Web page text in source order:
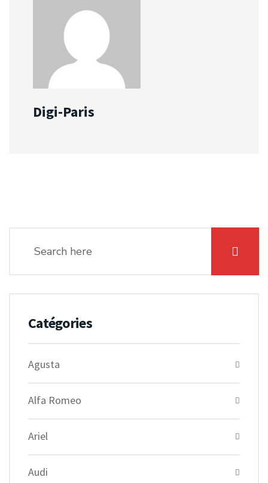
Digi-Paris
Catégories
Agusta
Alfa Romeo
Ariel
Audi